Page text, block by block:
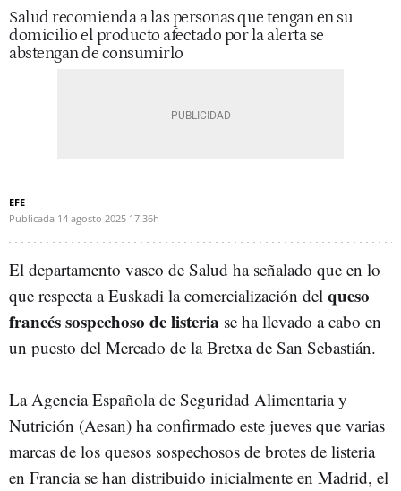
Salud recomienda a las personas que tengan en su
domicilio el producto afectado por la alerta se
abstengan de consumirlo
EFE
Publicada 14 agosto 2025 17:36h
El departamento vasco de Salud ha señalado que en lo
que respecta a Euskadi la comercialización del queso
francés sospechoso de listeria se ha llevado a cabo en
un puesto del Mercado de la Bretxa de San Sebastián.
La Agencia Española de Seguridad Alimentaria y
Nutrición (Aesan) ha confirmado este jueves que varias
marcas de los quesos sospechosos de brotes de listeria
en Francia se han distribuido inicialmente en Madrid, el